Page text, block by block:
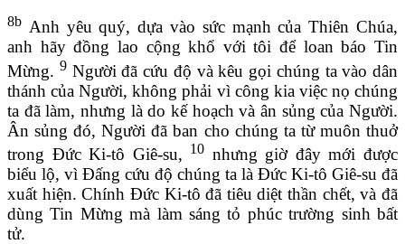
8b Anh yêu quý, dựa vào sức mạnh của Thiên Chúa,
anh hãy đồng lao cộng khổ với tôi để loan báo Tin
Mừng. 9Người đã cứu độ và kêu gọi chúng ta vào dân
thánh của Người, không phải vì công kia việc nọ chúng
ta đã làm, nhưng là do kế hoạch và ân sủng của Người.
Ân sủng đó, Người đã ban cho chúng ta từ muôn thuở
trong Đức Ki-tô Giê-su, 10 nhưng giờ đây mới được
biểu lộ, vì Đấng cứu độ chúng ta là Đức Ki-tô Giê-su đã
xuất hiện. Chính Đức Ki-tô đã tiêu diệt thần chết, và đã
dùng Tin Mừng mà làm sáng tỏ phúc trường sinh bất
tử.